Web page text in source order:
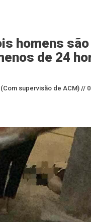
homens são
de 24
supervisão de ACM) //